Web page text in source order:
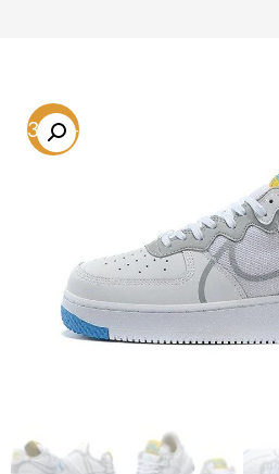
-53.5%